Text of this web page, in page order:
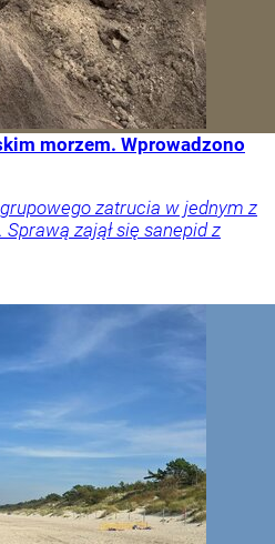
morzem. Wprowadzono
zatrucia w jednym z
zajął się sanepid z